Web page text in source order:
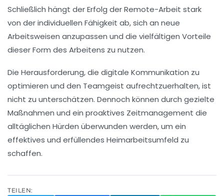
Schließlich hängt der Erfolg derRemote-Arbeit stark
von der individuellen Fähigkeit ab, sich an neue
Arbeitsweisen anzupassen und die vielfältigen Vorteile
dieser Form des Arbeitens zu nutzen.
Die Herausforderung, die digitale Kommunikation zu
optimieren und den Teamgeist aufrechtzuerhalten, ist
nicht zu unterschätzen. Dennoch können durch gezielte
Maßnahmen und ein proaktives Zeitmanagement die
alltäglichen Hürden überwunden werden, um ein
effektives und erfüllendes Heimarbeitsumfeld zu
schaffen.
TEILEN: